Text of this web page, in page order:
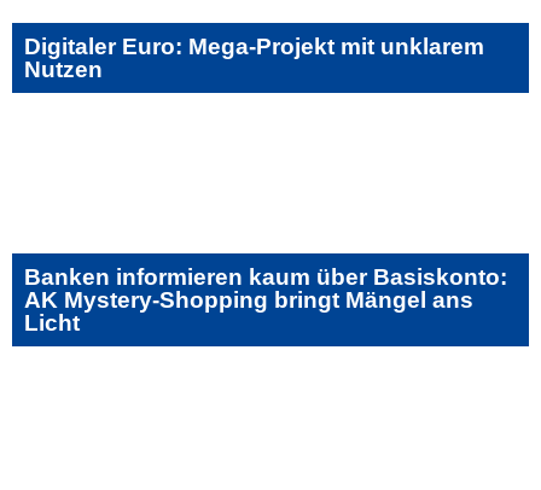
Digitaler Euro: Mega-Projekt mit unklarem
Nutzen
Banken informieren kaum über Basiskonto:
AK Mystery-Shopping bringt Mängel ans
Licht